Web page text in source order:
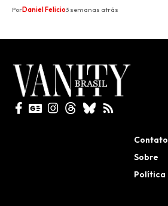
PorDaniel Felicio3 semanas atrás
Contato
Sobre
Política